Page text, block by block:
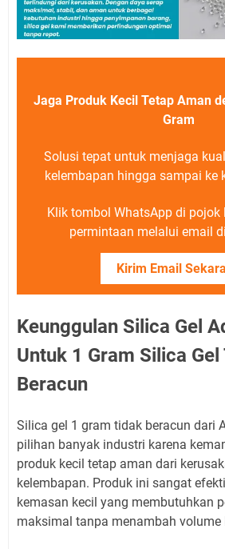
Jaga Produk Kecil Tetap Aman
Gram
Solusi tepat untuk menjaga
kelembapan hingga sampai ke
Klik tombol WhatsApp di pojok
permintaan melalui email
Kirim Email
Keunggulan Silica Gel
Untuk 1 Gram Silica
Beracun
Silica gel 1 gram tidak beracun dari
pilihan banyak industri karena
produk kecil tetap aman dari
kelembapan. Produk ini sangat
kemasan kecil yang membutuhkan
maksimal tanpa menambah volume